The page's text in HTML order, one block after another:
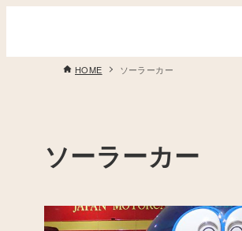
HOME ソーラーカー
ソーラーカー